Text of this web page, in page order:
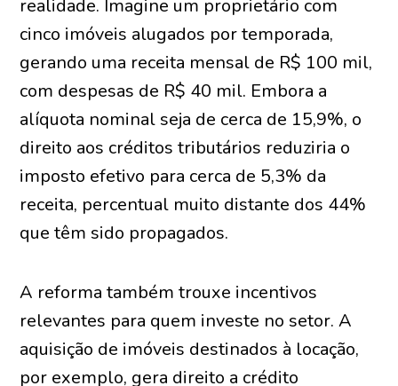
realidade. Imagine um proprietário com
cinco imóveis alugados por temporada,
gerando uma receita mensal de R$ 100 mil,
com despesas de R$ 40 mil. Embora a
alíquota nominal seja de cerca de 15,9%, o
direito aos créditos tributários reduziria o
imposto efetivo para cerca de 5,3% da
receita, percentual muito distante dos 44%
que têm sido propagados.
A reforma também trouxe incentivos
relevantes para quem investe no setor. A
aquisição de imóveis destinados à locação,
por exemplo, gera direito a crédito